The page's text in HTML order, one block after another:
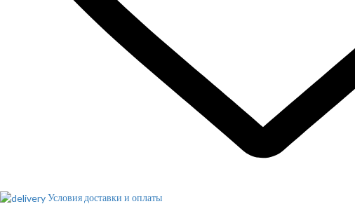
Условия доставки и оплаты